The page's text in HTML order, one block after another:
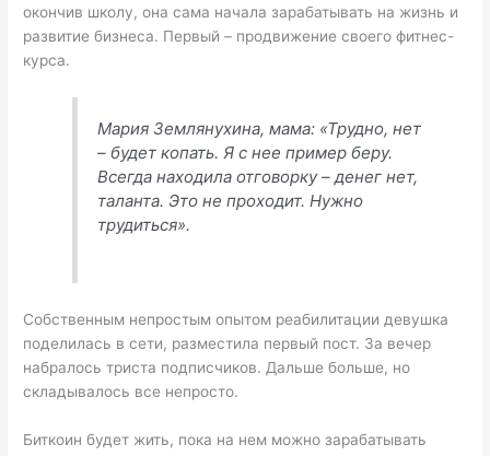
окончив школу, она сама начала зарабатывать на жизнь и
развитие бизнеса. Первый – продвижение своего фитнес-
курса.
Мария Землянухина, мама: «Трудно, нет
– будет копать. Я с нее пример беру.
Всегда находила отговорку – денег нет,
таланта. Это не проходит. Нужно
трудиться».
Собственным непростым опытом реабилитации девушка
поделилась в сети, разместила первый пост. За вечер
набралось триста подписчиков. Дальше больше, но
складывалось все непросто.
Биткоин будет жить, пока на нем можно зарабатывать